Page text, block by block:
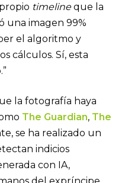
timelineque la
una imagen 99%
el algoritmo y
cálculos. Sí, esta
la fotografía haya
The Guardian, The
se ha realizado un
indicios
con IA,